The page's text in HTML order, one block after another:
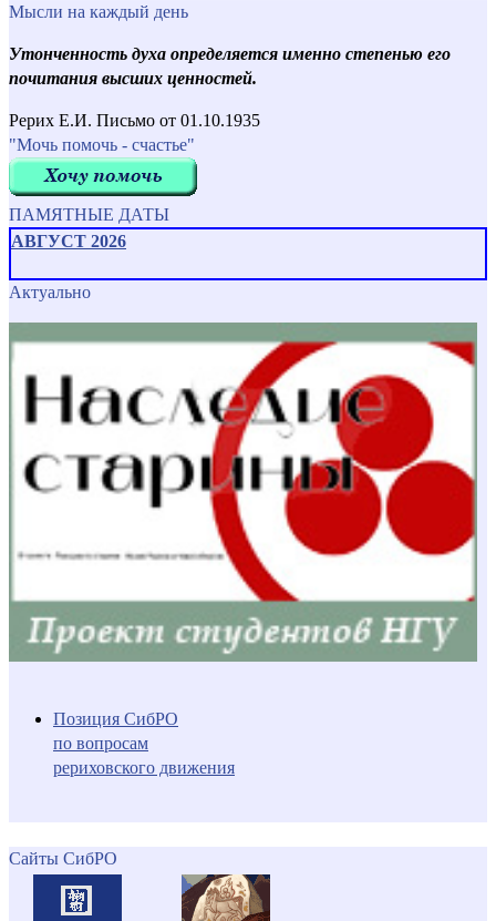
Мысли на каждый день
Утонченность духа определяется именно степенью его
почитания высших ценностей.
Рерих Е.И. Письмо от 01.10.1935
"Мочь помочь - счастье"
ПАМЯТНЫЕ ДАТЫ
АВГУСТ 2026
Актуально
Позиция СибРО
по вопросам
рериховского движения
Сайты СибРО